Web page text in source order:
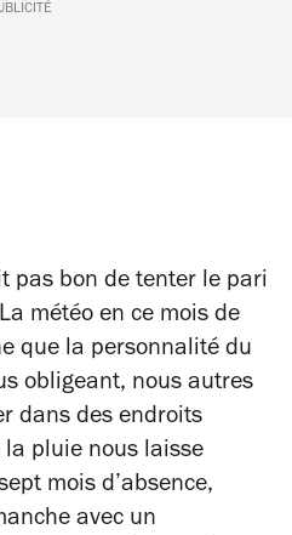
pas bon de tenter le pari
météo en ce mois de
que la personnalité du
obligeant, nous autres
dans des endroits
la pluie nous laisse
mois d’absence,
avec un